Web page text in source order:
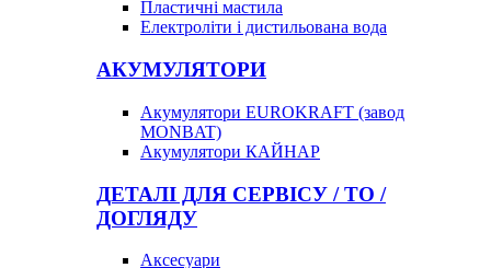
Пластичні мастила
Електроліти і дистильована вода
АКУМУЛЯТОРИ
Акумулятори EUROKRAFT (завод
MONBAT)
Акумулятори КАЙНАР
ДЕТАЛІ ДЛЯ СЕРВІСУ / ТО /
ДОГЛЯДУ
Аксесуари